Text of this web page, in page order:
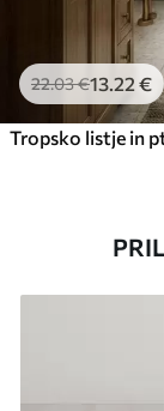
22.03€13 .22 €